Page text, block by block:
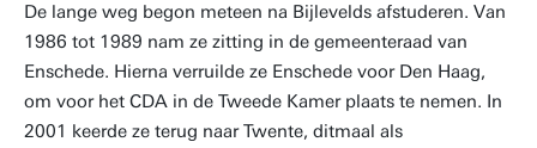
De lange weg begon meteen na Bijlevelds afstuderen. Van
1986 tot 1989 nam ze zitting in de gemeenteraad van
Enschede. Hierna verruilde ze Enschede voor Den Haag,
om voor het CDA in de Tweede Kamer plaats te nemen. In
2001 keerde ze terug naar Twente, ditmaal als